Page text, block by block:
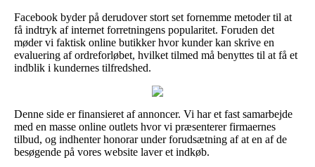
Facebook byder på derudover stort set fornemme metoder til at
få indtryk af internet forretningens popularitet. Foruden det
møder vi faktisk online butikker hvor kunder kan skrive en
evaluering af ordreforløbet, hvilket tilmed må benyttes til at få et
indblik i kundernes tilfredshed.
Denne side er finansieret af annoncer. Vi har et fast samarbejde
med en masse online outlets hvor vi præsenterer firmaernes
tilbud, og indhenter honorar under forudsætning af at en af de
besøgende på vores website laver et indkøb.